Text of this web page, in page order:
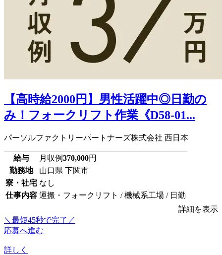
【高時給2000円】男性活躍中◎日勤の
み！フォークリフト作業《D58-01...
パーソルファクトリーパートナーズ株式会社 西日本
給与 月収例370,000円
勤務地
山口県 下関市
寮・社宅 なし
仕事内容 運搬・フォークリフト / 機械系工場 / 日勤
詳細を表示
＼最短45秒で完了／
応募へ進む
詳しく